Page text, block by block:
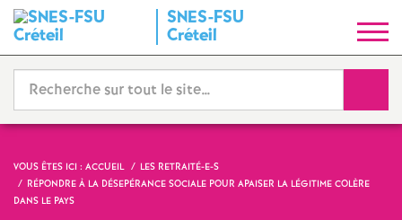
SNES-FSU
Créteil
y
n
d
VOUS ÊTES ICI : ACCUEIL
LES RETRAITÉ-E-S
RÉPONDRE À LA DÉSEPÉRANCE SOCIALE POUR APAISER LA LÉGITIME COLÈRE
DANS LE PAYS